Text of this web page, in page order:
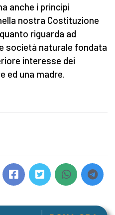
anche i principi
nostra Costituzione
riguarda ad
società naturale fondata
interesse dei
ed una madre.